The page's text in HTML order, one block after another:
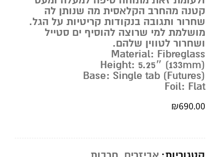
קטנה מהחרב הקלאסית מה שנותן לה
שחרור ותגובה בנקודות קריטיות על הגל.
מושלמת למי שרוצה להוסיף ים סטייל
ושחרור לטווין שלהם.
Material: Fibreglass
Height: 5.25″ (133mm)
Base: Single tab (Futures)
Foil: Flat
₪690.00